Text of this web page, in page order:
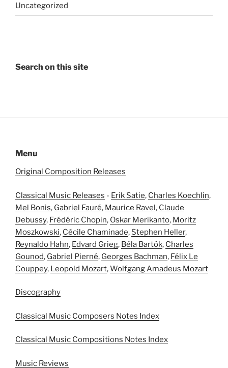
Uncategorized
Search on this site
Menu
Original Composition Releases
Classical Music Releases - Erik Satie, Charles Koechlin,
Mel Bonis, Gabriel Fauré, Maurice Ravel, Claude
Debussy, Frédéric Chopin, Oskar Merikanto, Moritz
Moszkowski, Cécile Chaminade, Stephen Heller,
Reynaldo Hahn, Edvard Grieg, Béla Bartók, Charles
Gounod, Gabriel Pierné, Georges Bachman, Félix Le
Couppey, Leopold Mozart,Wolfgang Amadeus Mozart
Discography
Classical Music Composers Notes Index
Classical Music Compositions Notes Index
Music Reviews